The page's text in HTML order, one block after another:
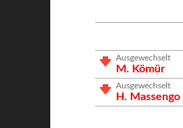
Ausgewechselt
M. Kömür
Ausgewechselt
H. Massengo